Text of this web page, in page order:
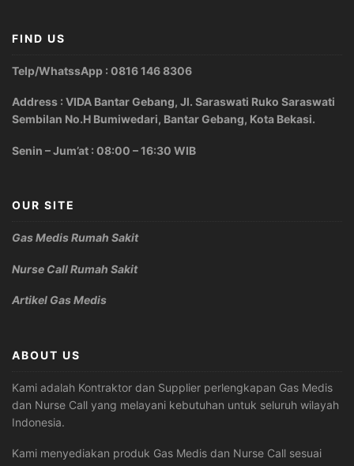
FIND US
Telp/WhatssApp : 0816 146 8306
Address : VIDA Bantar Gebang, Jl. Saraswati Ruko Saraswati
Sembilan No.H Bumiwedari, Bantar Gebang, Kota Bekasi.
Senin – Jum’at : 08:00 – 16:30 WIB
OUR SITE
Gas Medis Rumah Sakit
Nurse Call Rumah Sakit
Artikel Gas Medis
ABOUT US
Kami adalah Kontraktor dan Supplier perlengkapan Gas Medis
dan Nurse Call yang melayani kebutuhan untuk seluruh wilayah
Indonesia.
Kami menyediakan produk Gas Medis dan Nurse Call sesuai